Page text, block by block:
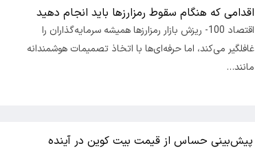
اقدامی که هنگام سقوط رمزارزها باید انجام دهید
اقتصاد 100- ریزش بازار رمزارزها همیشه سرمایه‌گذاران را
غافلگیر می‌کند، اما حرفه‌ای‌ها با اتخاذ تصمیمات هوشمندانه
مانند…
پیش‌بینی حساس از قیمت بیت کوین در آینده